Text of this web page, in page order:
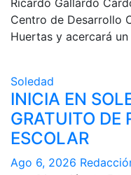
Centro de Desarrollo
Huertas y acercará
Soledad
INICIA EN
GRATUITO DE
ESCOLAR
Ago 6, 2026